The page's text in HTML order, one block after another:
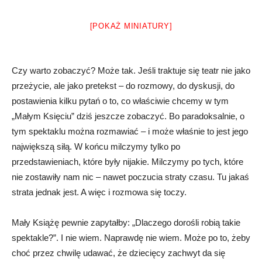
[POKAŻ MINIATURY]
Czy warto zobaczyć? Może tak. Jeśli traktuje się teatr nie jako
przeżycie, ale jako pretekst – do rozmowy, do dyskusji, do
postawienia kilku pytań o to, co właściwie chcemy w tym
„Małym Księciu” dziś jeszcze zobaczyć. Bo paradoksalnie, o
tym spektaklu można rozmawiać – i może właśnie to jest jego
największą siłą. W końcu milczymy tylko po
przedstawieniach, które były nijakie. Milczymy po tych, które
nie zostawiły nam nic – nawet poczucia straty czasu. Tu jakaś
strata jednak jest. A więc i rozmowa się toczy.
Mały Książę pewnie zapytałby: „Dlaczego dorośli robią takie
spektakle?”. I nie wiem. Naprawdę nie wiem. Może po to, żeby
choć przez chwilę udawać, że dziecięcy zachwyt da się